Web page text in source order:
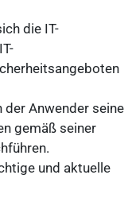
die IT-
Anwender seine
gemäß seiner
und aktuelle